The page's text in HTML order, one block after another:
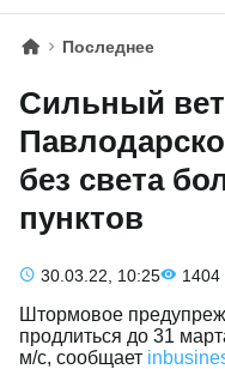
Последнее
Сильный
без света
пунктов
30.03.22, 10:25 1404
Штормовое
продлиться до 31
м/с, сообщает